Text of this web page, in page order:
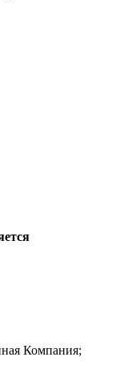
Компания;